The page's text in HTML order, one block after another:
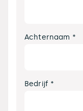
Achternaam *
Bedrijf *